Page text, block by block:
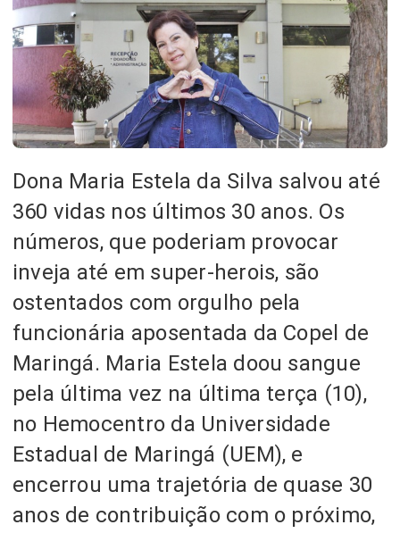
Dona Maria Estela da Silva salvou até
360 vidas nos últimos 30 anos. Os
números, que poderiam provocar
inveja até em super-herois, são
ostentados com orgulho pela
funcionária aposentada da Copel de
Maringá. Maria Estela doou sangue
pela última vez na última terça (10),
no Hemocentro da Universidade
Estadual de Maringá (UEM), e
encerrou uma trajetória de quase 30
anos de contribuição com o próximo,